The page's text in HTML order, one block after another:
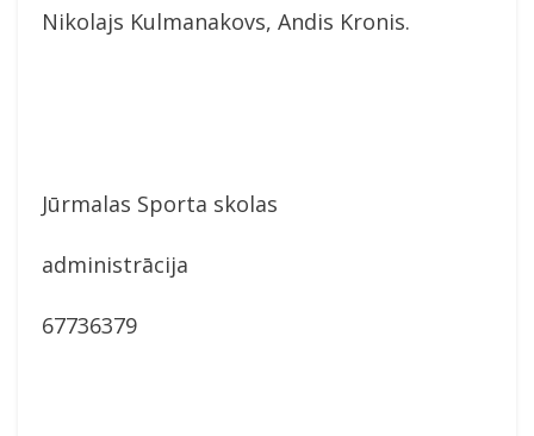
Nikolajs Kulmanakovs, Andis Kronis.
Jūrmalas Sporta skolas
administrācija
67736379